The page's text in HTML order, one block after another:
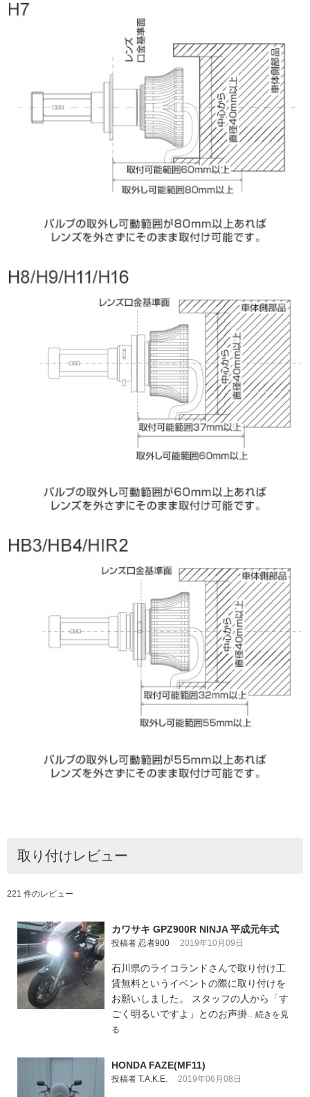
取り付けレビュー
221 件のレビュー
カワサキ GPZ900R NINJA 平成元年式
投稿者 忍者900 2019年10月09日
石川県のライコランドさんで取り付け工
賃無料というイベントの際に取り付けを
お願いしました。 スタッフの人から「す
ごく明るいですよ」とのお声掛.. 続きを見
る
HONDA FAZE(MF11)
投稿者 T.A.K.E. 2019年06月08日